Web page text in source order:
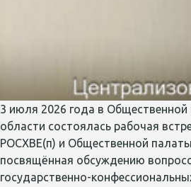
3 июля 2026 года в
области состоялась рабочая
РОСХВЕ(п) и Общественной
посвящённая обсуждению
государственно-